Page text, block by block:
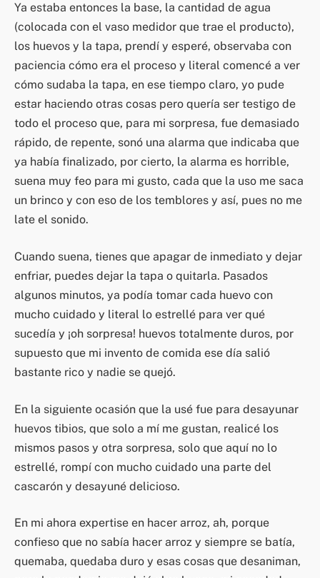
Ya estaba entonces la base, la cantidad de agua
(colocada con el vaso medidor que trae el producto),
los huevos y la tapa, prendí y esperé, observaba con
paciencia cómo era el proceso y literal comencé a ver
cómo sudaba la tapa, en ese tiempo claro, yo pude
estar haciendo otras cosas pero quería ser testigo de
todo el proceso que, para mi sorpresa, fue demasiado
rápido, de repente, sonó una alarma que indicaba que
ya había finalizado, por cierto, la alarma es horrible,
suena muy feo para mi gusto, cada que la uso me saca
un brinco y con eso de los temblores y así, pues no me
late el sonido.
Cuando suena, tienes que apagar de inmediato y dejar
enfriar, puedes dejar la tapa o quitarla. Pasados
algunos minutos, ya podía tomar cada huevo con
mucho cuidado y literal lo estrellé para ver qué
sucedía y ¡oh sorpresa! huevos totalmente duros, por
supuesto que mi invento de comida ese día salió
bastante rico y nadie se quejó.
En la siguiente ocasión que la usé fue para desayunar
huevos tibios, que solo a mí me gustan, realicé los
mismos pasos y otra sorpresa, solo que aquí no lo
estrellé, rompí con mucho cuidado una parte del
cascarón y desayuné delicioso.
En mi ahora expertise en hacer arroz, ah, porque
confieso que no sabía hacer arroz y siempre se batía,
quemaba, quedaba duro y esas cosas que desaniman,